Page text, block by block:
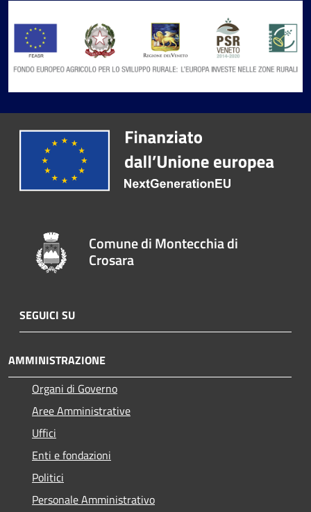
Comune di Montecchia di
Crosara
SEGUICI SU
AMMINISTRAZIONE
Organi di Governo
Aree Amministrative
Uffici
Enti e fondazioni
Politici
Personale Amministrativo